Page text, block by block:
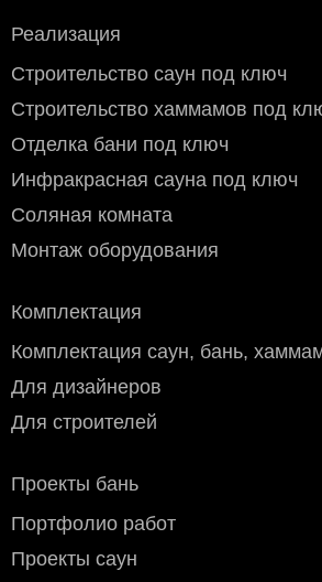
Реализация
Строительство саун под ключ
Строительство хаммамов под
Отделка бани под ключ
Инфракрасная сауна под ключ
Соляная комната
Монтаж оборудования
Комплектация
Комплектация саун, бань,
Для дизайнеров
Для строителей
Проекты бань
Портфолио работ
Проекты саун